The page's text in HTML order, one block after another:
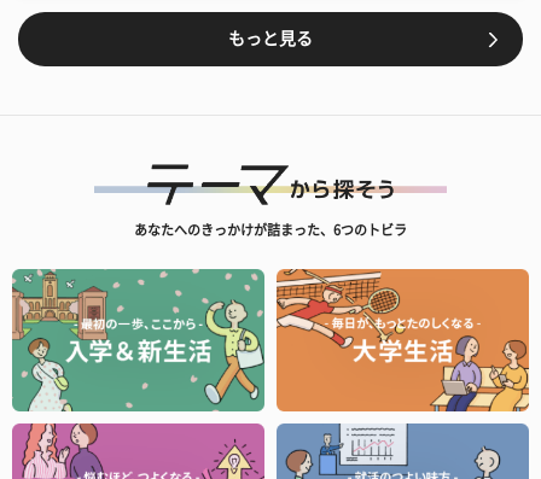
もっと見る
あなたへのきっかけが詰まった、6つのトビラ